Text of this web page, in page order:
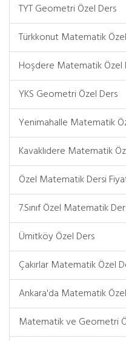
TYT Geometri Özel Ders
Türkkonut Matematik
Hoşdere Matematik Özel
YKS Geometri Özel Ders
Yenimahalle Matematik
Kavaklıdere Matematik
Özel Matematik Dersi
7.Sınıf Özel Matematik
Ümitköy Özel Ders
Çakırlar Matematik Özel
Ankara'da Matematik
Matematik ve Geometri